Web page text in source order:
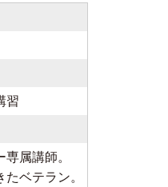
習
属講師。
ベテラン。